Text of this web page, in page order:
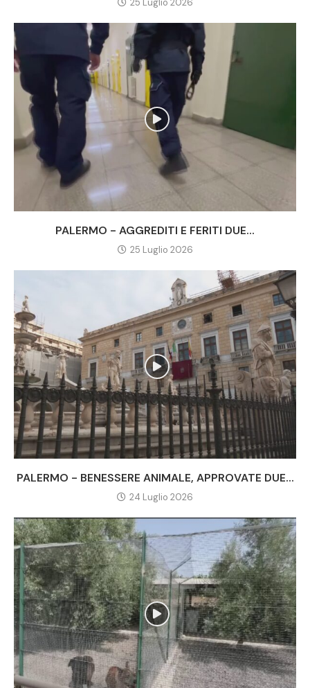
25 Luglio 2026
PALERMO - AGGREDITI E FERITI DUE...
25 Luglio 2026
PALERMO - BENESSERE ANIMALE, APPROVATE DUE...
24 Luglio 2026